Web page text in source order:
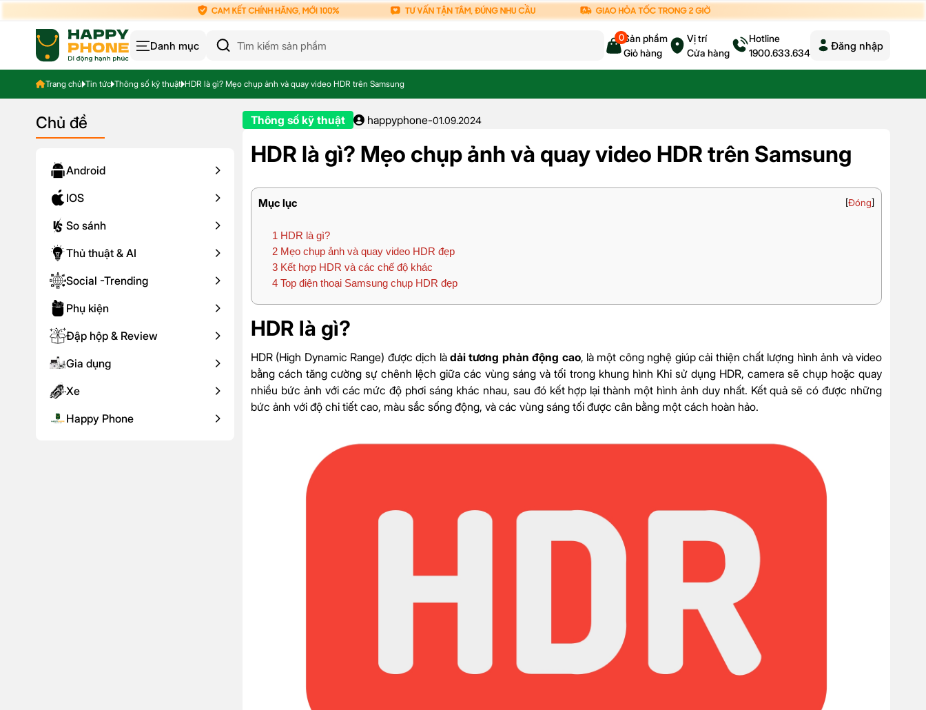
Danh mục
0Sản phẩm
Giỏ hàng
Vị trí
Cửa hàng
Hotline
1900.633.634
Đăng nhập
Trang chủ Tin tức Thông số kỹ thuật HDR là gì? Mẹo chụp ảnh và quay video HDR trên Samsung
Chủ đề
Android
IOS
So sánh
Thủ thuật & AI
Social -Trending
Phụ kiện
Đập hộp & Review
Gia dụng
Xe
Happy Phone
Thông số kỹ thuật happyphone-01.09.2024
HDR là gì? Mẹo chụp ảnh và quay video HDR trên Samsung
Mục lục [Đóng]
1 HDR là gì?
2 Mẹo chụp ảnh và quay video HDR đẹp
3 Kết hợp HDR và các chế độ khác
4 Top điện thoại Samsung chụp HDR đẹp
HDR là gì?
HDR (High Dynamic Range) được dịch là dải tương phản động cao, là một công nghệ giúp cải thiện chất lượng hình ảnh và video
bằng cách tăng cường sự chênh lệch giữa các vùng sáng và tối trong khung hình Khi sử dụng HDR, camera sẽ chụp hoặc quay
nhiều bức ảnh với các mức độ phơi sáng khác nhau, sau đó kết hợp lại thành một hình ảnh duy nhất. Kết quả sẽ có được những
bức ảnh với độ chi tiết cao, màu sắc sống động, và các vùng sáng tối được cân bằng một cách hoàn hảo.